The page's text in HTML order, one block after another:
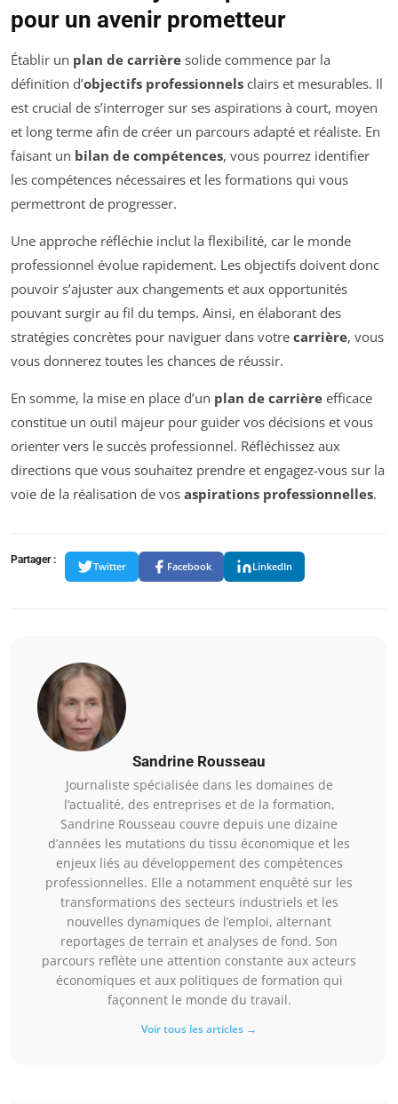
pour un avenir prometteur
Établir un plan de carrière solide commence par la
définition d’objectifs professionnels clairs et mesurables. Il
est crucial de s’interroger sur ses aspirations à court, moyen
et long terme afin de créer un parcours adapté et réaliste. En
faisant un bilan de compétences, vous pourrez identifier
les compétences nécessaires et les formations qui vous
permettront de progresser.
Une approche réfléchie inclut la flexibilité, car le monde
professionnel évolue rapidement. Les objectifs doivent donc
pouvoir s’ajuster aux changements et aux opportunités
pouvant surgir au fil du temps. Ainsi, en élaborant des
stratégies concrètes pour naviguer dans votre carrière, vous
vous donnerez toutes les chances de réussir.
En somme, la mise en place d’un plan de carrière efficace
constitue un outil majeur pour guider vos décisions et vous
orienter vers le succès professionnel. Réfléchissez aux
directions que vous souhaitez prendre et engagez-vous sur la
voie de la réalisation de vos aspirations professionnelles.
Partager :
Twitter Facebook LinkedIn
Sandrine Rousseau
Journaliste spécialisée dans les domaines de
l’actualité, des entreprises et de la formation,
Sandrine Rousseau couvre depuis une dizaine
d’années les mutations du tissu économique et les
enjeux liés au développement des compétences
professionnelles. Elle a notamment enquêté sur les
transformations des secteurs industriels et les
nouvelles dynamiques de l’emploi, alternant
reportages de terrain et analyses de fond. Son
parcours reflète une attention constante aux acteurs
économiques et aux politiques de formation qui
façonnent le monde du travail.
Voir tous les articles →